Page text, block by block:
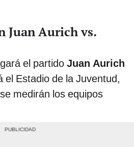
Juan Aurich vs.
el partido Juan Aurich
el Estadio de la Juventud,
medirán los equipos